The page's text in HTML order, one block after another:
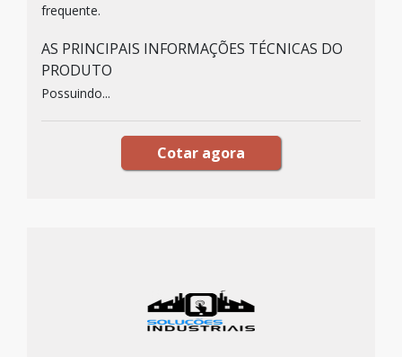
frequente.
AS PRINCIPAIS INFORMAÇÕES TÉCNICAS DO
PRODUTO
Possuindo...
Cotar agora